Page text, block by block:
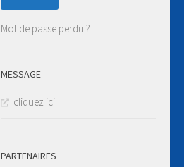
Mot de passe perdu ?
MESSAGE
cliquez ici
PARTENAIRES